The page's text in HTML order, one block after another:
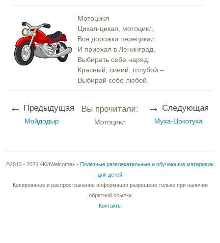
Мотоцикл
Цикал-цикал, мотоцикл,
Все дорожки перецикал
И приехал в Ленинград,
Выбирать себе наряд:
Красный, синий, голубой –
Выбирай себе любой.
← Предыдущая
Мойдодыр
Вы прочитали:
Мотоцикл
→ Следующая
Муха-Цокотуха
©2013 - 2026 «KidWelcome» - Полезные развлекательные и обучающие материалы
для детей
Копирование и распространение информации разрешено только при наличии
обратной ссылки
Контакты